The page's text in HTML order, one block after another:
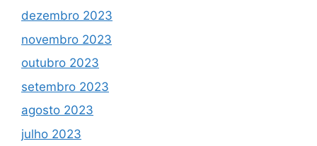
dezembro 2023
novembro 2023
outubro 2023
setembro 2023
agosto 2023
julho 2023